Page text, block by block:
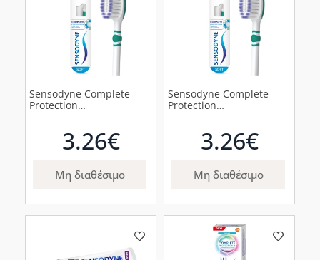
Sensodyne Complete
Protection
Μαλακή Πράσινη, 1τμχ
3.26€
Μη διαθέσιμο
Sensodyne Complete
Protection
Μαλακή Μωβ, 1τμχ
3.26€
Μη διαθέσιμο